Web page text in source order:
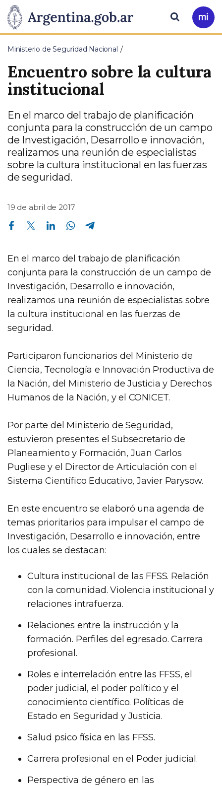
Presidencia
de
la
Nación
Pasar al contenido principal
Ir
a
Buscar
Ministerio de Seguridad Nacional
Encuentro sobre la cultura
institucional
En el marco del trabajo de planificación
conjunta para la construcción de un campo
de Investigación, Desarrollo e innovación,
realizamos una reunión de especialistas
sobre la cultura institucional en las fuerzas
de seguridad.
19 de abril de 2017
Compartir en Facebook Compartir en Twitter Compartir en Linkedin Compartir en Whatsapp
En el marco del trabajo de planificación
conjunta para la construcción de un campo de
Investigación, Desarrollo e innovación,
realizamos una reunión de especialistas sobre
la cultura institucional en las fuerzas de
seguridad.
Participaron funcionarios del Ministerio de
Ciencia, Tecnología e Innovación Productiva de
la Nación, del Ministerio de Justicia y Derechos
Humanos de la Nación, y el CONICET.
Por parte del Ministerio de Seguridad,
estuvieron presentes el Subsecretario de
Planeamiento y Formación, Juan Carlos
Pugliese y el ‎Director de Articulación con el
Sistema Científico Educativo, Javier Parysow.
En este encuentro se elaboró una agenda de
temas prioritarios para impulsar el campo de
Investigación, Desarrollo e innovación, entre
los cuales se destacan:
Cultura institucional de las FFSS. Relación
con la comunidad. Violencia institucional y
relaciones intrafuerza.
Relaciones entre la instrucción y la
formación. Perfiles del egresado. Carrera
profesional.
Roles e interrelación entre las FFSS, el
poder judicial, el poder político y el
conocimiento científico. Políticas de
Estado en Seguridad y Justicia.
Salud psico física en las FFSS.
Carrera profesional en el Poder judicial.
Perspectiva de género en las